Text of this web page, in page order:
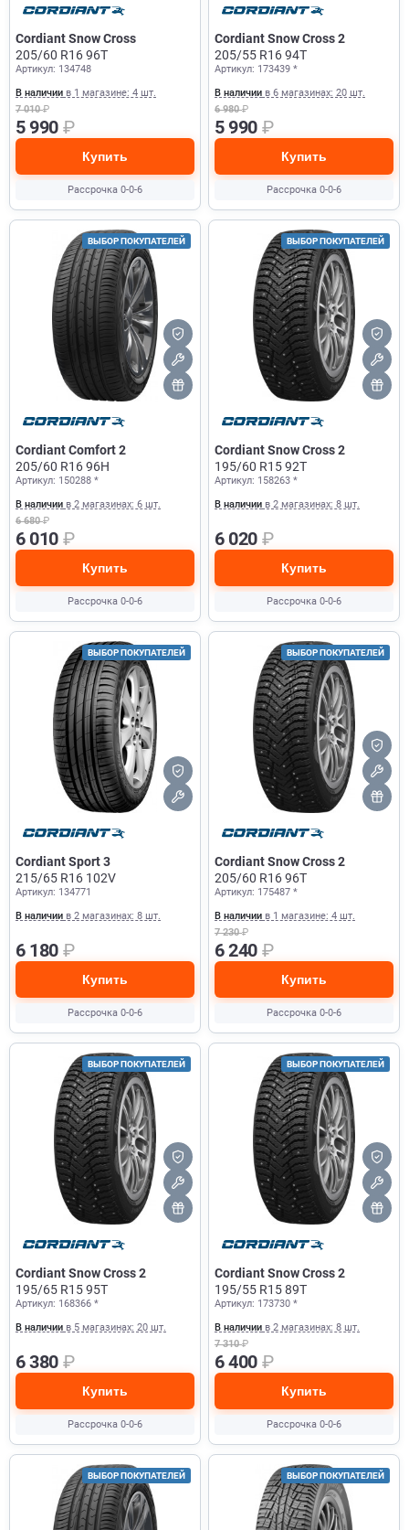
Cordiant Snow Cross
205/60 R16 96T
Артикул: 134748
В наличии в 1 магазине: 4 шт.
7 010₽
5 990 ₽
Купить
Рассрочка 0-0-6
Cordiant Snow Cross 2
205/55 R16 94T
Артикул: 173439 *
В наличии в 6 магазинах: 20 шт.
6 980₽
5 990 ₽
Купить
Рассрочка 0-0-6
ВЫБОР ПОКУПАТЕЛЕЙ
Cordiant Comfort 2
205/60 R16 96H
Артикул: 150288 *
В наличии в 2 магазинах: 6 шт.
6 680₽
6 010 ₽
Купить
Рассрочка 0-0-6
ВЫБОР ПОКУПАТЕЛЕЙ
Cordiant Snow Cross 2
195/60 R15 92T
Артикул: 158263 *
В наличии в 2 магазинах: 8 шт.
6 020 ₽
Купить
Рассрочка 0-0-6
ВЫБОР ПОКУПАТЕЛЕЙ
Cordiant Sport 3
215/65 R16 102V
Артикул: 134771
В наличии в 2 магазинах: 8 шт.
6 180 ₽
Купить
Рассрочка 0-0-6
ВЫБОР ПОКУПАТЕЛЕЙ
Cordiant Snow Cross 2
205/60 R16 96T
Артикул: 175487 *
В наличии в 1 магазине: 4 шт.
7 230₽
6 240 ₽
Купить
Рассрочка 0-0-6
ВЫБОР ПОКУПАТЕЛЕЙ
Cordiant Snow Cross 2
195/65 R15 95T
Артикул: 168366 *
В наличии в 5 магазинах: 20 шт.
6 380 ₽
Купить
Рассрочка 0-0-6
ВЫБОР ПОКУПАТЕЛЕЙ
Cordiant Snow Cross 2
195/55 R15 89T
Артикул: 173730 *
В наличии в 2 магазинах: 8 шт.
7 310₽
6 400 ₽
Купить
Рассрочка 0-0-6
ВЫБОР ПОКУПАТЕЛЕЙ ВЫБОР ПОКУПАТЕЛЕЙ